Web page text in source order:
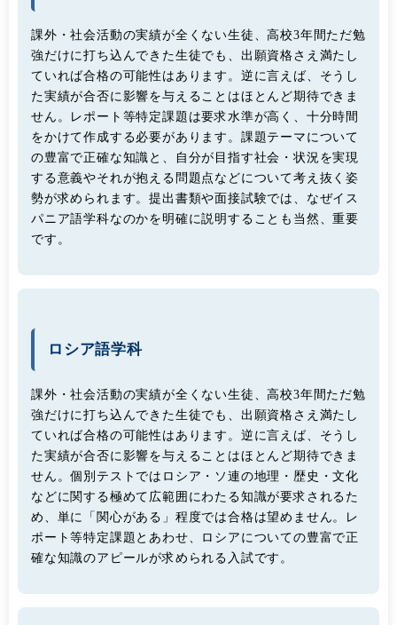
課外・社会活動の実績が全くない生徒、高校3年間ただ勉
強だけに打ち込んできた生徒でも、出願資格さえ満たし
ていれば合格の可能性はあります。逆に言えば、そうし
た実績が合否に影響を与えることはほとんど期待できま
せん。レポート等特定課題は要求水準が高く、十分時間
をかけて作成する必要があります。課題テーマについて
の豊富で正確な知識と、自分が目指す社会・状況を実現
する意義やそれが抱える問題点などについて考え抜く姿
勢が求められます。提出書類や面接試験では、なぜイス
パニア語学科なのかを明確に説明することも当然、重要
です。
ロシア語学科
課外・社会活動の実績が全くない生徒、高校3年間ただ勉
強だけに打ち込んできた生徒でも、出願資格さえ満たし
ていれば合格の可能性はあります。逆に言えば、そうし
た実績が合否に影響を与えることはほとんど期待できま
せん。個別テストではロシア・ソ連の地理・歴史・文化
などに関する極めて広範囲にわたる知識が要求されるた
め、単に「関心がある」程度では合格は望めません。レ
ポート等特定課題とあわせ、ロシアについての豊富で正
確な知識のアピールが求められる入試です。